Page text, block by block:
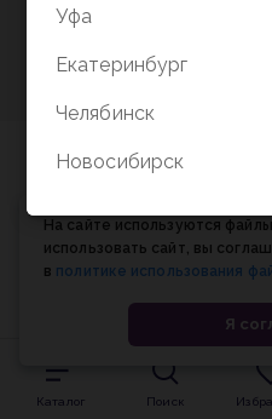
Каталог Поиск
На сайте используются
использовать сайт, вы
в политике использования
Я
Уфа
Екатеринбург
Челябинск
Новосибирск